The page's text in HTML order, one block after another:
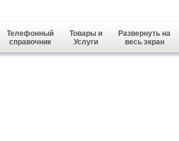
Телефонный
справочник
Товары и
Услуги
Развернуть на
весь экран